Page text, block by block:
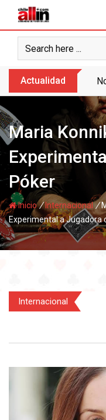
content
Actualidad
Maria
Póker
Inicio/Internacional/
Experimental a Jugadora
Internacional